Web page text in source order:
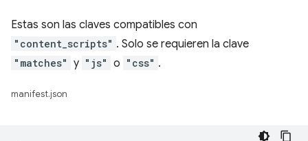
Estas son las claves compatibles con
"content_scripts" . Solo se requieren la clave
"matches" y "js" o "css" .
manifest.json